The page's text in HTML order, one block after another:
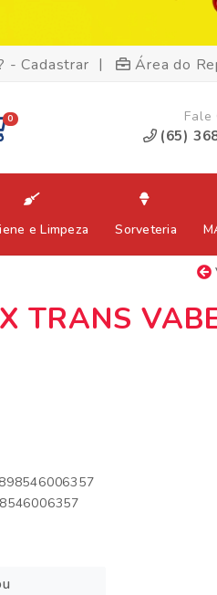
- Cadastrar | Área do
0 Fale
(65)
e Limpeza Sorveteria
TRANS